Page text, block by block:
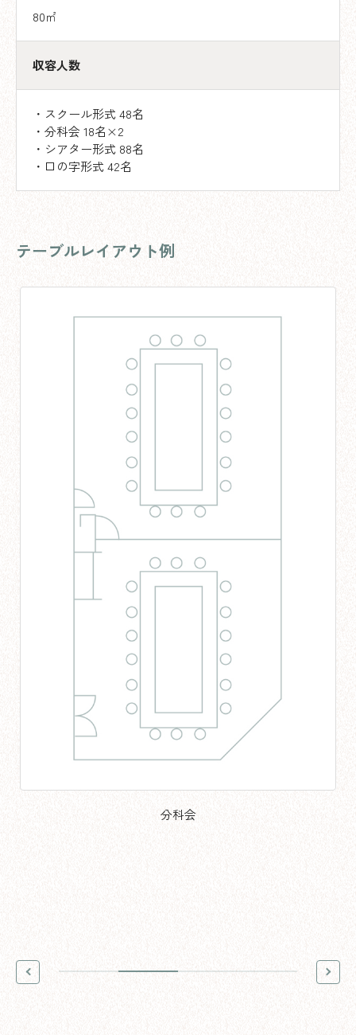
80㎡
収容人数
・スクール形式 48名
・分科会 18名×2
・シアター形式 88名
・口の字形式 42名
テーブルレイアウト例
分科会